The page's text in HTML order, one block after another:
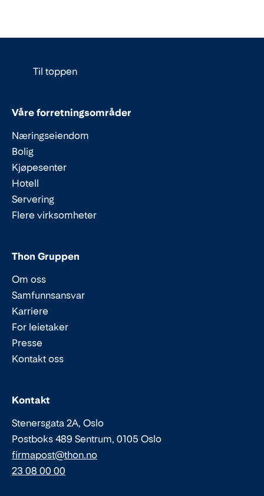
Til toppen
Våre forretningsområder
Næringseiendom
Bolig
Kjøpesenter
Hotell
Servering
Flere virksomheter
Thon Gruppen
Om oss
Samfunnsansvar
Karriere
For leietaker
Presse
Kontakt oss
Kontakt
Stenersgata 2A, Oslo
Postboks 489 Sentrum, 0105 Oslo
Epost:
firmapost@thon.no
Telefon:
23 08 00 00